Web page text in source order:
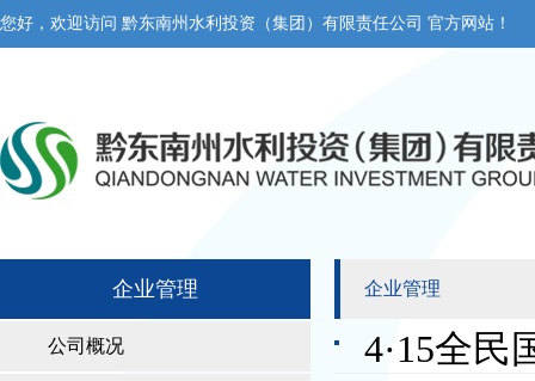
您好，欢迎访问 黔东南州水利投资（集团）有限责任公司 官方网站！
企业管理
公司概况
企业管理
4·15全民